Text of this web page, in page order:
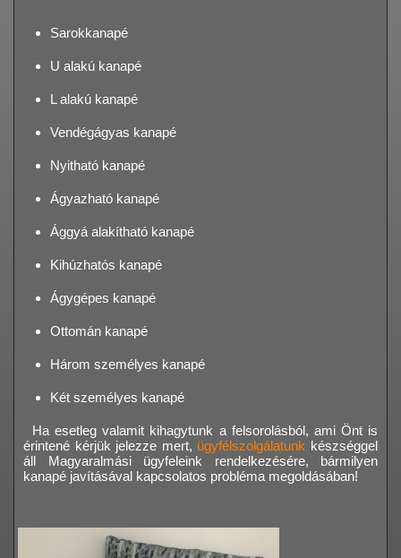
Sarokkanapé
U alakú kanapé
L alakú kanapé
Vendégágyas kanapé
Nyitható kanapé
Ágyazható kanapé
Ággyá alakítható kanapé
Kihúzhatós kanapé
Ágygépes kanapé
Ottomán kanapé
Három személyes kanapé
Két személyes kanapé
Ha esetleg valamit kihagytunk a felsorolásból, ami Önt is
érintené kérjük jelezze mert, ügyfélszolgálatunk készséggel
áll Magyaralmási ügyfeleink rendelkezésére, bármilyen
kanapé javításával kapcsolatos probléma megoldásában!